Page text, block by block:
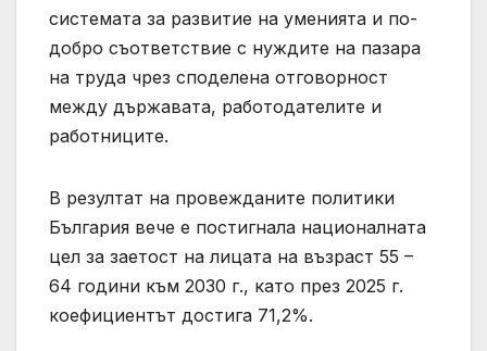
системата за развитие на уменията и по-
добро съответствие с нуждите на пазара
на труда чрез споделена отговорност
между държавата, работодателите и
работниците.
В резултат на провежданите политики
България вече е постигнала националната
цел за заетост на лицата на възраст 55 –
64 години към 2030 г., като през 2025 г.
коефициентът достига 71,2%.